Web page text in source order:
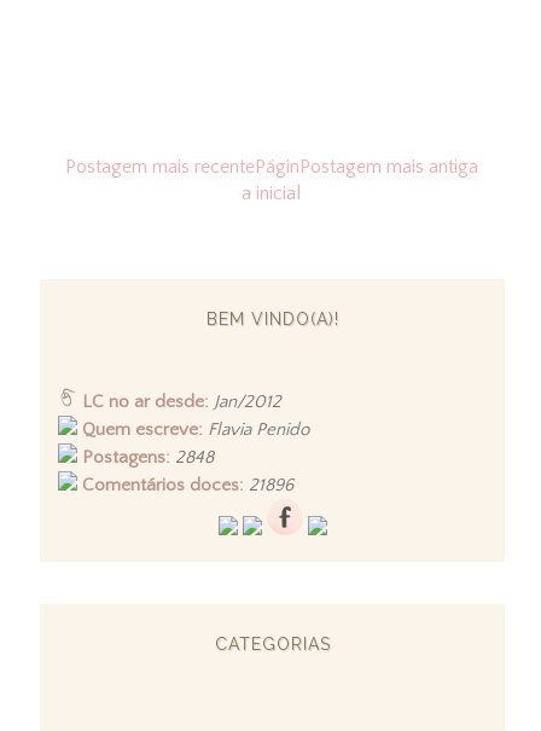
Postagem mais recente Postagem mais antiga
Págin
a inicial
BEM VINDO(A)!
LC no ar desde: Jan/2012
Quem escreve: Flavia Penido
Postagens: 2848
Comentários doces: 21896
CATEGORIAS